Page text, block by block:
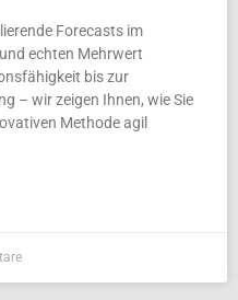
Forecasts im
echten Mehrwert
bis zur
– wir zeigen Ihnen, wie Sie
Methode agil